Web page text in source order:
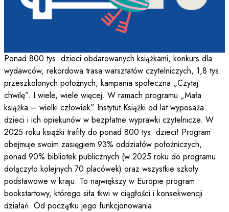
Ponad 800 tys. dzieci obdarowanych książkami, konkurs dla
wydawców, rekordowa trasa warsztatów czytelniczych, 1,8 tys.
przeszkolonych położnych, kampania społeczna „Czytaj
chwilę”. I wiele, wiele więcej. W ramach programu „Mała
książka – wielki człowiek” Instytut Książki od lat wyposaża
dzieci i ich opiekunów w bezpłatne wyprawki czytelnicze. W
2025 roku książki trafiły do ponad 800 tys. dzieci! Program
obejmuje swoim zasięgiem 93% oddziałów położniczych,
ponad 90% bibliotek publicznych (w 2025 roku do programu
dołączyło kolejnych 70 placówek) oraz wszystkie szkoły
podstawowe w kraju. To największy w Europie program
bookstartowy, którego siła tkwi w ciągłości i konsekwencji
działań. Od początku jego funkcjonowania